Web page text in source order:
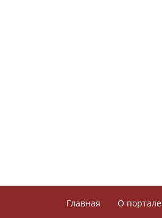
Главная О портале